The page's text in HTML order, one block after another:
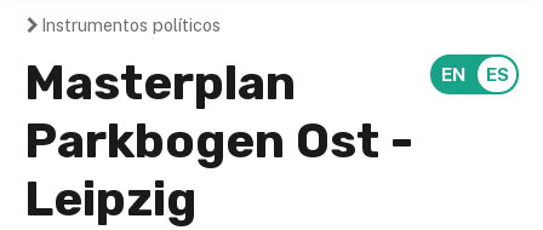
You
are
here
Instrumentos políticos
Masterplan
Parkbogen Ost -
Leipzig